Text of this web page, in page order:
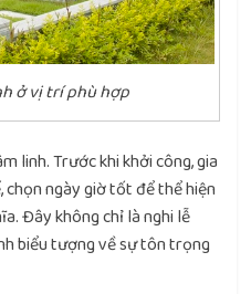
ở vị trí phù hợp
linh. Trước khi khởi công, gia
ngày giờ tốt để thể hiện
Đây không chỉ là nghi lễ
biểu tượng về sự tôn trọng